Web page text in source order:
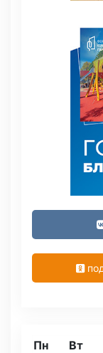
Пн Вт